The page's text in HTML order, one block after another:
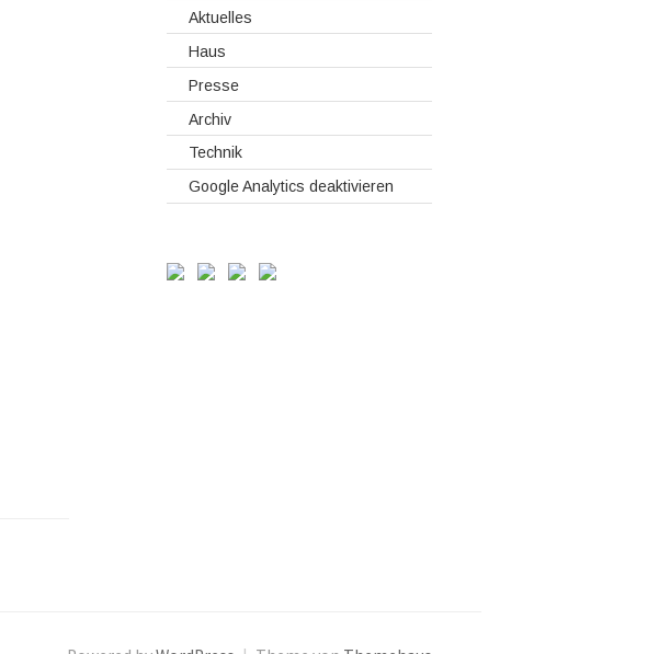
Aktuelles
Haus
Presse
Archiv
Technik
Google Analytics deaktivieren